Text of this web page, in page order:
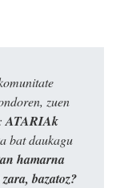
zuen
ATARIAk
bat daukagu
hamarna
bazatoz?